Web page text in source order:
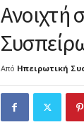
Ανοιχτή
Από Ηπειρωτική